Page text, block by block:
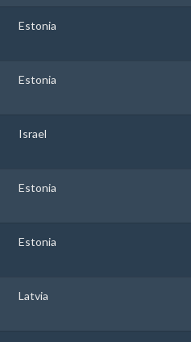
Estonia
Estonia
Israel
Estonia
Estonia
Latvia